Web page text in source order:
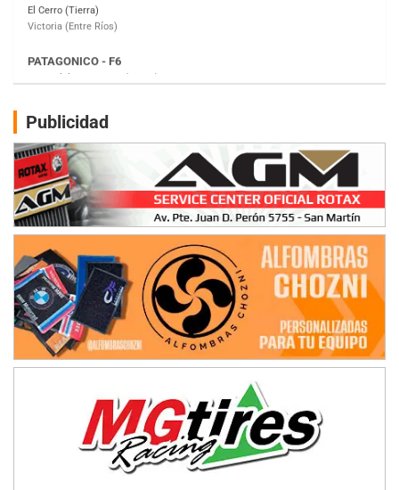
Gral. E. Godoy (Río Negro)
Juventud Unida (Tierra)
Humboldt (Santa Fe)
Ciudad de Avellaneda (Asfalto)
Avellaneda (Santa Fe)
SUR SANTAFESINO - F4
José Samuel Sánchez (Tierra)
Rufino (Santa Fe)
TUCUMANO - F5
Juan Navarro (Asfalto)
El Timbó (Tucumán)
COBERTURA ESPECIAL DE E-KART.COM.AR
08/09-AGO
IAME SERIES ARGENTINA 6
Baradero (Buenos Aires)
Ciudad de Trenque Lauquen (Asfalto)
Trenque Lauquen (Buenos Aires)
Publicidad